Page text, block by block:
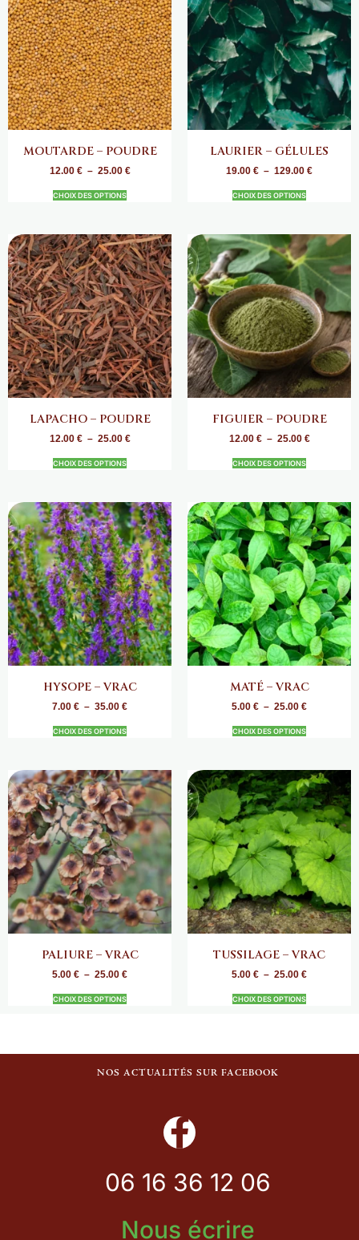
MOUTARDE – POUDRE
12.00 € – 25.00 €
CHOIX DES OPTIONS
LAURIER – GÉLULES
19.00 € – 129.00 €
CHOIX DES OPTIONS
LAPACHO – POUDRE
12.00 € – 25.00 €
CHOIX DES OPTIONS
FIGUIER – POUDRE
12.00 € – 25.00 €
CHOIX DES OPTIONS
HYSOPE – VRAC
7.00 € – 35.00 €
CHOIX DES OPTIONS
MATÉ – VRAC
5.00 € – 25.00 €
CHOIX DES OPTIONS
PALIURE – VRAC
5.00 € – 25.00 €
CHOIX DES OPTIONS
TUSSILAGE – VRAC
5.00 € – 25.00 €
CHOIX DES OPTIONS
NOS ACTUALITÉS SUR FACEBOOK
06 16 36 12 06
Nous écrire